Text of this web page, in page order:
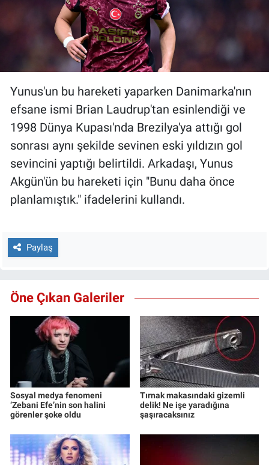
Yunus'un bu hareketi yaparken Danimarka'nın
efsane ismi Brian Laudrup'tan esinlendiği ve
1998 Dünya Kupası'nda Brezilya'ya attığı gol
sonrası aynı şekilde sevinen eski yıldızın gol
sevincini yaptığı belirtildi. Arkadaşı, Yunus
Akgün'ün bu hareketi için "Bunu daha önce
planlamıştık." ifadelerini kullandı.
Paylaş
Öne Çıkan Galeriler
Sosyal medya fenomeni
‘Zebani Efe’nin son halini
görenler şoke oldu
Tırnak makasındaki gizemli
delik! Ne işe yaradığına
şaşıracaksınız